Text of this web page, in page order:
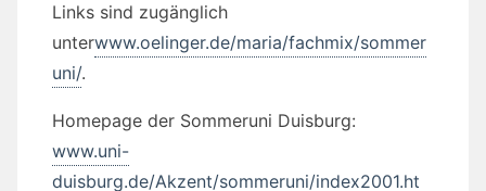
Links sind zugänglich
unterwww.oelinger.de/maria/fachmix/sommer
uni/.
Homepage der Sommeruni Duisburg:
www.uni-
duisburg.de/Akzent/sommeruni/index2001.ht